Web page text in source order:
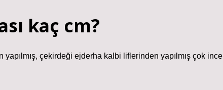
kaç cm?
çekirdeği ejderha kalbi liflerinden yapılmış çok ince